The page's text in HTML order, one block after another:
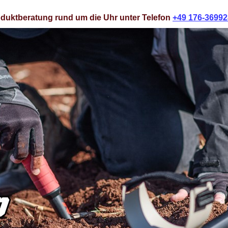
rund um die Uhr unter Telefon +49 176-